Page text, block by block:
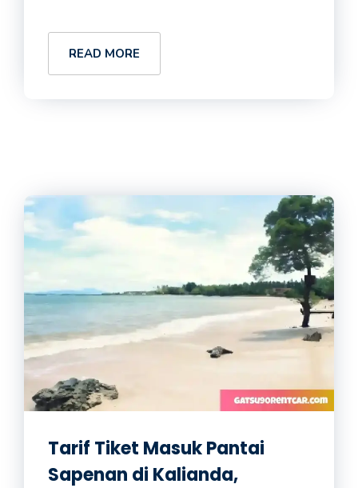
READ MORE
Tarif Tiket Masuk Pantai
Sapenan di Kalianda,